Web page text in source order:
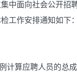
中面向社会公开
工作安排通知如下
计算应聘人员的总